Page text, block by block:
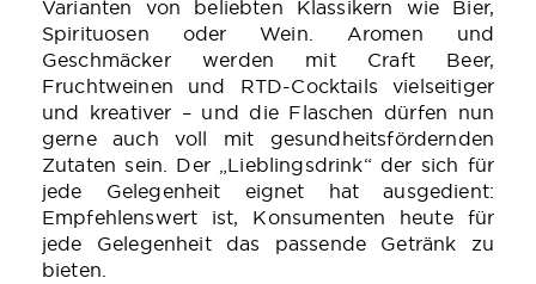
Varianten von beliebten Klassikern wie Bier,
Spirituosen oder Wein. Aromen und
Geschmäcker werden mit Craft Beer,
Fruchtweinen und RTD-Cocktails vielseitiger
und kreativer – und die Flaschen dürfen nun
gerne auch voll mit gesundheitsfördernden
Zutaten sein. Der „Lieblingsdrink“ der sich für
jede Gelegenheit eignet hat ausgedient:
Empfehlenswert ist, Konsumenten heute für
jede Gelegenheit das passende Getränk zu
bieten.